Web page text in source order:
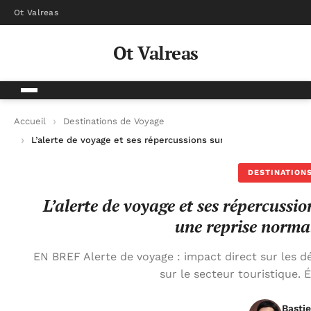
Ot Valreas
Ot Valreas
Accueil
Destinations de Voyage
L’alerte de voyage et ses répercussions sur le tourisme :
L’alerte de voyage et ses
une reprise
EN BREF Alerte de voyage : impact direct sur les
sur le secteur touristique.